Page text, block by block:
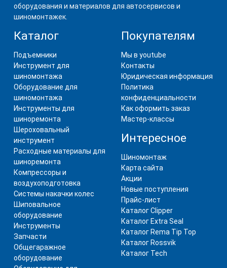
оборудования и материалов для автосервисов и
шиномонтажек.
Каталог
Подъемники
Инструмент для
шиномонтажа
Оборудование для
шиномонтажа
Инструменты для
шиноремонта
Шероховальный
инструмент
Расходные материалы для
шиноремонта
Компрессоры и
воздухоподготовка
Системы накачки колес
Шиповальное
оборудование
Инструменты
Запчасти
Общегаражное
оборудование
Покупателям
Мы в youtube
Контакты
Юридическая информация
Политика
конфиденциальности
Как оформить заказ
Мастер-классы
Интересное
Шиномонтаж
Карта сайта
Акции
Новые поступления
Прайс-лист
Каталог Clipper
Каталог Extra Seal
Каталог Rema Tip Top
Каталог Rossvik
Каталог Tech